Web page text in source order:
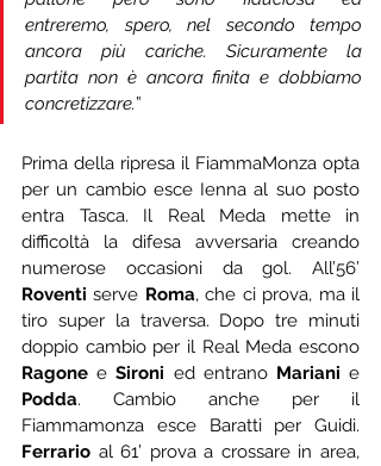
entreremo, spero, nel secondo tempo
ancora più cariche. Sicuramente la
partita non è ancora finita e dobbiamo
concretizzare.”
Prima della ripresa il FiammaMonza opta
per un cambio esce Ienna al suo posto
entra Tasca. Il Real Meda mette in
difficoltà la difesa avversaria creando
Roventi serve Roma, che ci prova, ma il
tiro super la traversa. Dopo tre minuti
Ragone e Sironi ed entrano Mariani
Podda. Cambio anche per il
Ferrario al 61’ prova a crossare in area,